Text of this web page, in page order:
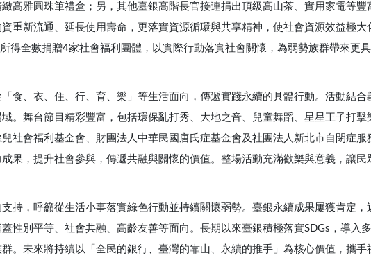
高雅圓珠筆禮盒；另，其他臺銀高階長官接連捐出頂級高山茶、實用家電等豐
重新流通、延長使用壽命，更落實資源循環與共享精神，使社會資源效益極大
全數捐贈4家社會福利團體，以實際行動落實社會關懷，為弱勢族群帶來更
食、衣、住、行、育、樂」等生活面向，傳遞實踐永續的具體行動。活動結合
。舞台節目精彩豐富，包括環保亂打秀、大地之音、兒童舞蹈、星星王子打擊
社會福利基金會、財團法人中華民國唐氏症基金會及社團法人新北市自閉症服
果，提升社會參與，傳遞共融與關懷的價值。整場活動充滿歡樂與意義，讓民
持，呼籲從生活小事落實綠色行動並持續關懷弱勢。臺銀永續成果屢獲肯定
性別平等、社會共融、高齡友善等面向。長期以來臺銀積極落實SDGs，導入
。未來將持續以「全民的銀行、臺灣的靠山、永續的推手」為核心價值，攜手